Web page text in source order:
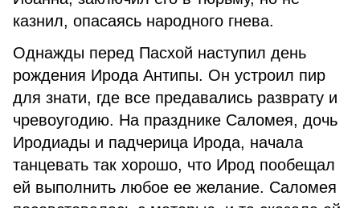
казнил, опасаясь народного гнева.
Однажды перед Пасхой наступил день
рождения Ирода Антипы. Он устроил пир
для знати, где все предавались разврату и
чревоугодию. На празднике Саломея, дочь
Иродиады и падчерица Ирода, начала
танцевать так хорошо, что Ирод пообещал
ей выполнить любое ее желание. Саломея